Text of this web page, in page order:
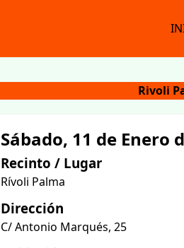
Rivoli
Sábado, 11 de Enero
Recinto / Lugar
Rívoli Palma
Dirección
C/ Antonio Marqués, 25